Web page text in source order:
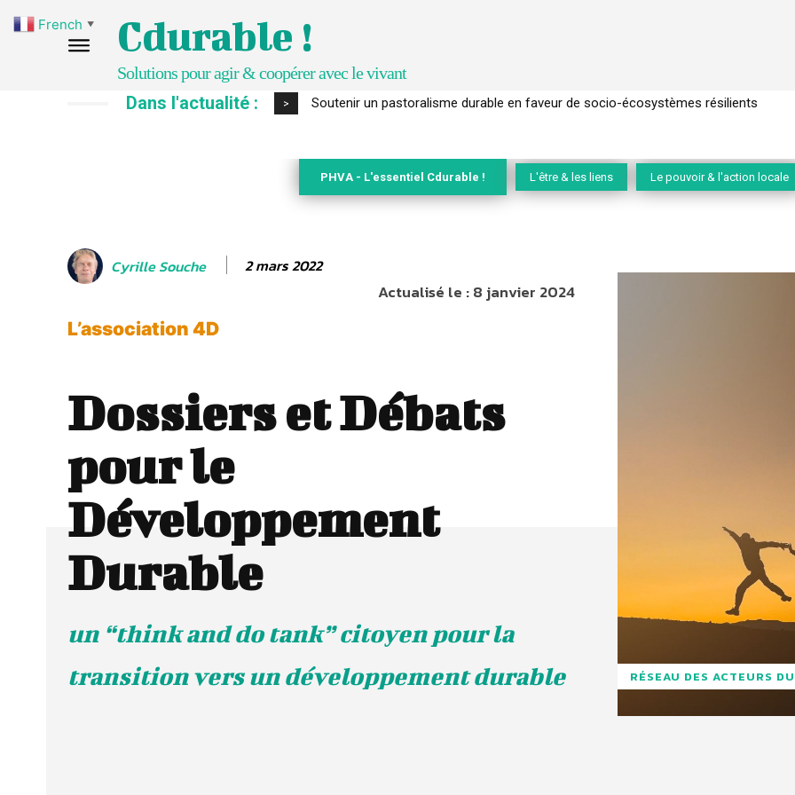
Cdurable !
Solutions pour agir & coopérer avec le vivant
Dans l'actualité : > S’inspirer de l’arbre pour un modèle économique régénératif du vivant …
PHVA - L'essentiel Cdurable ! L'être & les liens Le pouvoir & l'action locale
Cyrille Souche 2 mars 2022
Actualisé le :8 janvier 2024
L’association 4D
Dossiers et Débats
pour le
Développement
Durable
un “think and do tank” citoyen pour la
transition vers un développement durable
RÉSEAU DES ACTEURS
French ▼